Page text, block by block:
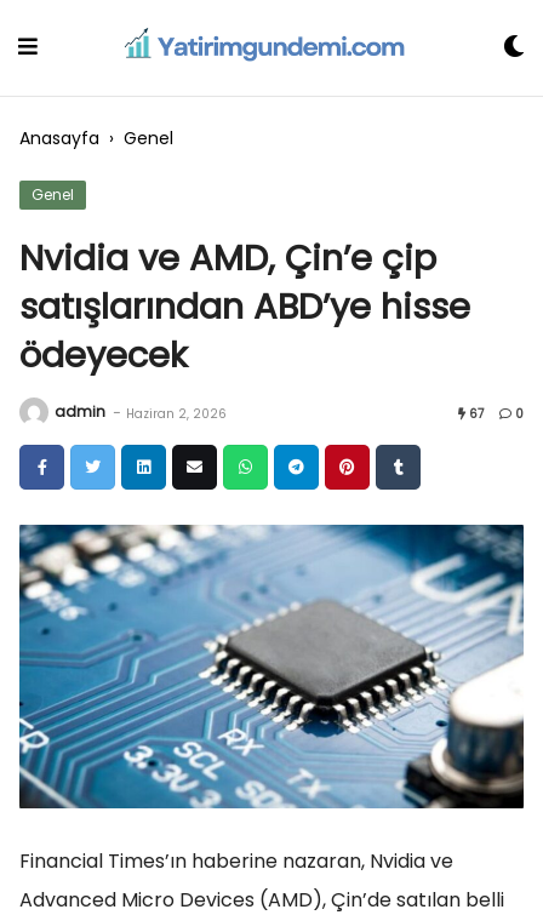
Anasayfa › Genel
Genel
Nvidia ve AMD, Çin’e çip
satışlarından ABD’ye hisse
ödeyecek
admin - Haziran 2, 2026 67 0
Financial Times’ın haberine nazaran, Nvidia ve
Advanced Micro Devices (AMD), Çin’de satılan belli